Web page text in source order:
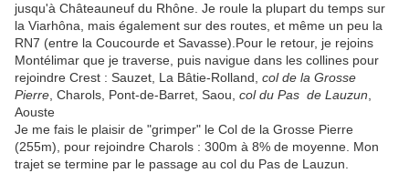
jusqu'à Châteauneuf du Rhône. Je roule la plupart du temps sur
la Viarhôna, mais également sur des routes, et même un peu la
RN7 (entre la Coucourde et Savasse). Pour le retour, je rejoins
Montélimar que je traverse, puis navigue dans les collines pour
rejoindre Crest : Sauzet, La Bâtie-Rolland, col de la Grosse
Pierre , Charols, Pont-de-Barret, Saou, col du Pas de Lauzun
Aouste
Je me fais le plaisir de "grimper" le Col de la Grosse Pierre
(255m), pour rejoindre Charols : 300m à 8% de moyenne. Mon
trajet se termine par le passage au col du Pas de Lauzun.